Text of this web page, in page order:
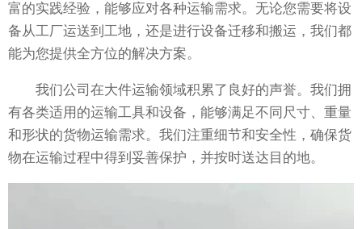
富的实践经验，能够应对各种运输需求。无论您需要将设
备从工厂运送到工地，还是进行设备迁移和搬运，我们都
能为您提供全方位的解决方案。
我们公司在大件运输领域积累了良好的声誉。我们拥
有各类适用的运输工具和设备，能够满足不同尺寸、重量
和形状的货物运输需求。我们注重细节和安全性，确保货
物在运输过程中得到妥善保护，并按时送达目的地。